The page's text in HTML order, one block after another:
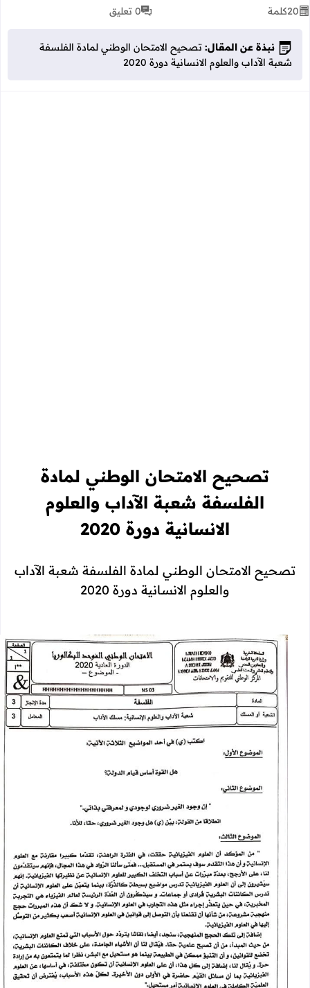
20كلمة 0 تعليق
نبذة عن المقال: تصحيح الامتحان الوطني لمادة الفلسفة
شعبة الآداب والعلوم الانسانية دورة 2020
تصحيح الامتحان الوطني لمادة
الفلسفة شعبة الآداب والعلوم
الانسانية دورة 2020
تصحيح الامتحان الوطني لمادة الفلسفة شعبة الآداب
والعلوم الانسانية دورة 2020